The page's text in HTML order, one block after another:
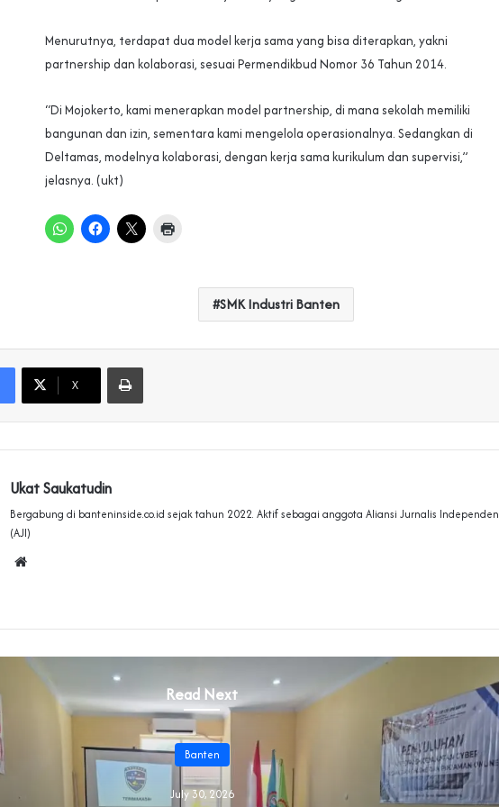
Menurutnya, terdapat dua model kerja sama yang bisa diterapkan, yakni
partnership dan kolaborasi, sesuai Permendikbud Nomor 36 Tahun 2014.
“Di Mojokerto, kami menerapkan model partnership, di mana sekolah memiliki
bangunan dan izin, sementara kami mengelola operasionalnya. Sedangkan di
Deltamas, modelnya kolaborasi, dengan kerja sama kurikulum dan supervisi,”
jelasnya. (ukt)
SMK Industri Banten
X
Print
Ukat Saukatudin
Bergabung di banteninside.co.id sejak tahun 2022. Aktif sebagai anggota Aliansi Jurnalis Independen
(AJI)
Read Next
Banten
July 30, 2026